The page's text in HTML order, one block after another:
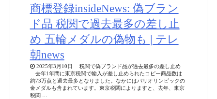
商標登録insideNews: 偽ブラン
ド品 税関で過去最多の差し止
め 五輪メダルの偽物も | テレ
朝news
2025年3月10日 税関で偽ブランド品が過去最多の差し止め
去年1年間に東京税関で輸入が差し止められたコピー商品数は
約73万点と過去最多となりました。なかにはパリオリンピックの
金メダルも含まれています。東京税関によりますと、去年、東京
税関 …